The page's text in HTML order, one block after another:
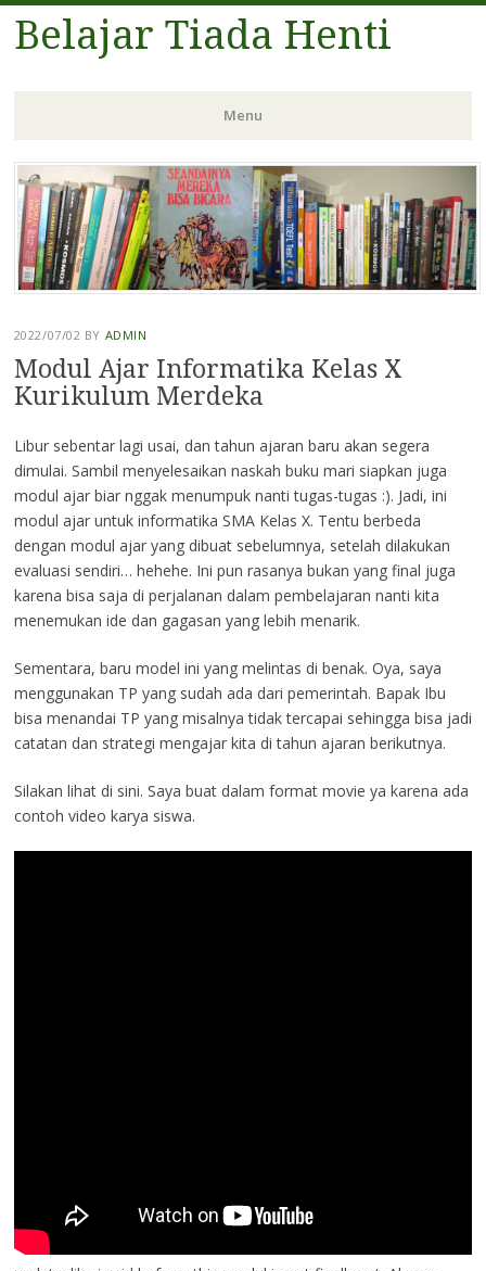
Belajar Tiada Henti
Menu
Skip
to
content
2022/07/02 BY ADMIN
Modul Ajar Informatika Kelas X
Kurikulum Merdeka
Libur sebentar lagi usai, dan tahun ajaran baru akan segera
dimulai. Sambil menyelesaikan naskah buku mari siapkan juga
modul ajar biar nggak menumpuk nanti tugas-tugas :). Jadi, ini
modul ajar untuk informatika SMA Kelas X. Tentu berbeda
dengan modul ajar yang dibuat sebelumnya, setelah dilakukan
evaluasi sendiri… hehehe. Ini pun rasanya bukan yang final juga
karena bisa saja di perjalanan dalam pembelajaran nanti kita
menemukan ide dan gagasan yang lebih menarik.
Sementara, baru model ini yang melintas di benak. Oya, saya
menggunakan TP yang sudah ada dari pemerintah. Bapak Ibu
bisa menandai TP yang misalnya tidak tercapai sehingga bisa jadi
catatan dan strategi mengajar kita di tahun ajaran berikutnya.
Silakan lihat di sini. Saya buat dalam format movie ya karena ada
contoh video karya siswa.